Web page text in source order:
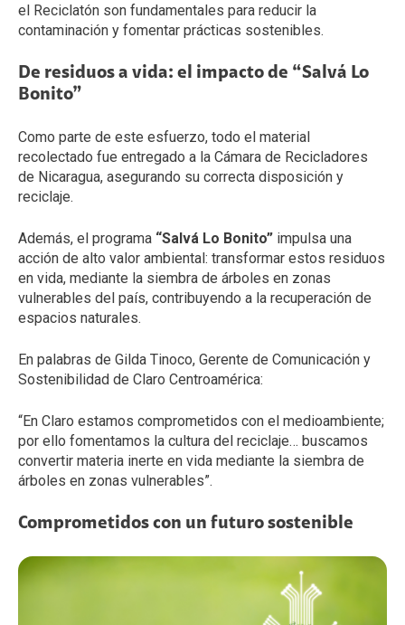
el Reciclatón son fundamentales para reducir la
contaminación y fomentar prácticas sostenibles.
De residuos a vida: el impacto de “Salvá Lo
Bonito”
Como parte de este esfuerzo, todo el material
recolectado fue entregado a la Cámara de Recicladores
de Nicaragua, asegurando su correcta disposición y
reciclaje.
Además, el programa “Salvá Lo Bonito” impulsa una
acción de alto valor ambiental: transformar estos residuos
en vida, mediante la siembra de árboles en zonas
vulnerables del país, contribuyendo a la recuperación de
espacios naturales.
En palabras de Gilda Tinoco, Gerente de Comunicación y
Sostenibilidad de Claro Centroamérica:
“En Claro estamos comprometidos con el medioambiente;
por ello fomentamos la cultura del reciclaje… buscamos
convertir materia inerte en vida mediante la siembra de
árboles en zonas vulnerables”.
Comprometidos con un futuro sostenible